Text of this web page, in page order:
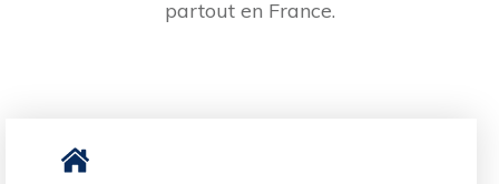
partout en France.